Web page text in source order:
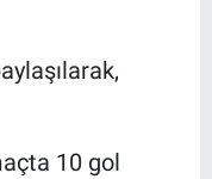
10 gol